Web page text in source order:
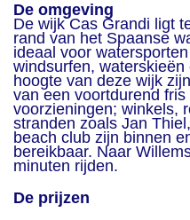
De omgeving
De wijk Cas Grandi ligt
rand van het Spaanse
ideaal voor
windsurfen,
hoogte van deze wijk
van een voortdurend
voorzieningen; winkels,
stranden zoals Jan
beach club zijn binnen
bereikbaar. Naar
minuten rijden.​
De prijzen